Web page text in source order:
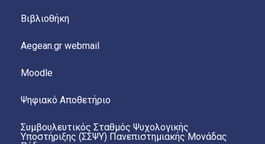
Βιβλιοθήκη
Aegean.gr webmail
Moodle
Ψηφιακό Αποθετήριο
Συμβουλευτικός Σταθμός Ψυχολογικής
Υποστήριξης (ΣΣΨΥ) Πανεπιστημιακής Μονάδας